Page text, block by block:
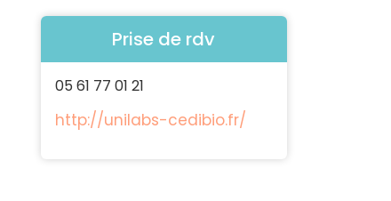
Prise de rdv
05 61 77 01 21
http://unilabs-cedibio.fr/